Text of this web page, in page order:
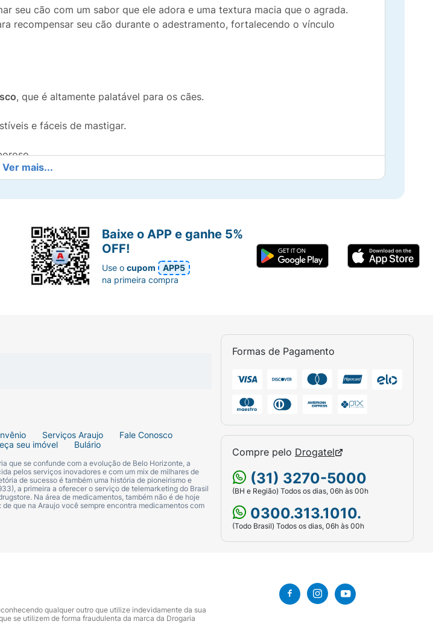
seu cão com um sabor que ele adora e uma textura macia que o agrada.
recompensar seu cão durante o adestramento, fortalecendo o vínculo
, que é altamente palatável para os cães.
e fáceis de mastigar.
, prezando pela saúde e bem-estar do seu pet.
Churrasco!
Ver mais...
Serviços Araujo
Fale Conosco
seu imóvel Bulário
que se confunde com a evolução de Belo Horizonte, a
pelos serviços inovadores e com um mix de milhares de
de sucesso é também uma história de pioneirismo e
a primeira a oferecer o serviço de telemarketing do Brasil
Na área de medicamentos, também não é de hoje
que na Araujo você sempre encontra medicamentos com
Formas de Pagamento
Compre pelo Drogatel
(31) 3270-5000
(BH e Região) Todos os dias, 06h às 00h
0300.313.1010.
(Todo Brasil) Todos os dias, 06h às 00h
Baixe o APP e ganhe 5%
OFF!
Use ocupom
APP5
na primeira compra
qualquer outro que utilize indevidamente da sua
se utilizem de forma fraudulenta da marca da Drogaria